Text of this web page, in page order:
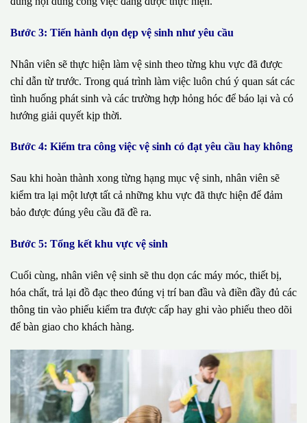
Bước 3: Tiến hành dọn dẹp vệ sinh như yêu cầu
Nhân viên sẽ thực hiện làm vệ sinh theo từng khu vực đã được
chỉ dẫn từ trước. Trong quá trình làm việc luôn chú ý quan sát các
tình huống phát sinh và các trường hợp hỏng hóc để báo lại và có
hướng giải quyết kịp thời.
Bước 4: Kiểm tra công việc vệ sinh có đạt yêu cầu hay không
Sau khi hoàn thành xong từng hạng mục vệ sinh, nhân viên sẽ
kiểm tra lại một lượt tất cả những khu vực đã thực hiện để đảm
bảo được đúng yêu cầu đã đề ra.
Bước 5: Tổng kết khu vực vệ sinh
Cuối cùng, nhân viên vệ sinh sẽ thu dọn các máy móc, thiết bị,
hóa chất, trả lại đồ đạc theo đúng vị trí ban đầu và điền đầy đủ các
thông tin vào phiếu kiểm tra được cấp hay ghi vào phiếu theo dõi
để bàn giao cho khách hàng.